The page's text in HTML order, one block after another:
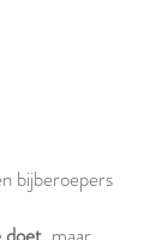
bijberoepers